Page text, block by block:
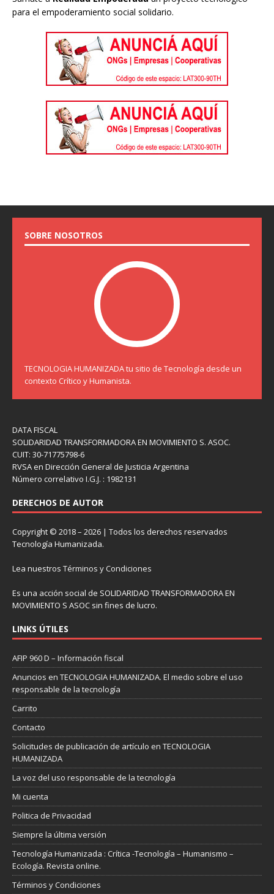
para el empoderamiento social solidario.
SOBRE NOSOTROS
TECNOLOGIA HUMANIZADA tu sitio de Tecnología desde un
contexto Crítico y Humanista.
DATA FISCAL
SOLIDARIDAD TRANSFORMADORA EN MOVIMIENTO S. ASOC.
CUIT: 30-71775798-6
RVSA en Dirección General de Justicia Argentina
Número correlativo I.G.J. : 1982131
DERECHOS DE AUTOR
Copyright © 2018 – 2026 | Todos los derechos reservados
Tecnología Humanizada.
Lea nuestros Términos y Condiciones
Es una acción social de SOLIDARIDAD TRANSFORMADORA EN
MOVIMIENTO S ASOC sin fines de lucro.
LINKS ÚTILES
AFIP 960 D – Información fiscal
Anuncios en TECNOLOGIA HUMANIZADA. El medio sobre el uso
responsable de la tecnología
Carrito
Contacto
Solicitudes de publicación de artículo en TECNOLOGIA
HUMANIZADA
La voz del uso responsable de la tecnología
Mi cuenta
Politica de Privacidad
Siempre la última versión
Tecnología Humanizada : Crítica -Tecnología – Humanismo –
Ecología. Revista online.
Términos y Condiciones